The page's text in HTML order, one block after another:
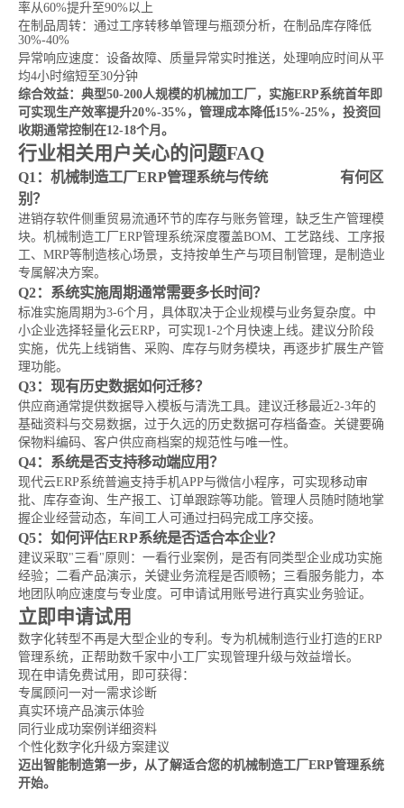
率从60%提升至90%以上
在制品周转：通过工序转移单管理与瓶颈分析，在制品库存降低
30%-40%
异常响应速度：设备故障、质量异常实时推送，处理响应时间从平
均4小时缩短至30分钟
综合效益：典型50-200人规模的机械加工厂，实施ERP系统首年即
可实现生产效率提升20%-35%，管理成本降低15%-25%，投资回
收期通常控制在12-18个月。
行业相关用户关心的问题FAQ
Q1：机械制造工厂ERP管理系统与传统进销存软件 有何区
别？
进销存软件侧重贸易流通环节的库存与账务管理，缺乏生产管理模
块。机械制造工厂ERP管理系统深度覆盖BOM、工艺路线、工序报
工、MRP等制造核心场景，支持按单生产与项目制管理，是制造业
专属解决方案。
Q2：系统实施周期通常需要多长时间？
标准实施周期为3-6个月，具体取决于企业规模与业务复杂度。中
小企业选择轻量化云ERP，可实现1-2个月快速上线。建议分阶段
实施，优先上线销售、采购、库存与财务模块，再逐步扩展生产管
理功能。
Q3：现有历史数据如何迁移？
供应商通常提供数据导入模板与清洗工具。建议迁移最近2-3年的
基础资料与交易数据，过于久远的历史数据可存档备查。关键要确
保物料编码、客户供应商档案的规范性与唯一性。
Q4：系统是否支持移动端应用？
现代云ERP系统普遍支持手机APP与微信小程序，可实现移动审
批、库存查询、生产报工、订单跟踪等功能。管理人员随时随地掌
握企业经营动态，车间工人可通过扫码完成工序交接。
Q5：如何评估ERP系统是否适合本企业？
建议采取"三看"原则：一看行业案例，是否有同类型企业成功实施
经验；二看产品演示，关键业务流程是否顺畅；三看服务能力，本
地团队响应速度与专业度。可申请试用账号进行真实业务验证。
立即申请试用
数字化转型不再是大型企业的专利。专为机械制造行业打造的ERP
管理系统，正帮助数千家中小工厂实现管理升级与效益增长。
现在申请免费试用，即可获得：
专属顾问一对一需求诊断
真实环境产品演示体验
同行业成功案例详细资料
个性化数字化升级方案建议
迈出智能制造第一步，从了解适合您的机械制造工厂ERP管理系统
开始。